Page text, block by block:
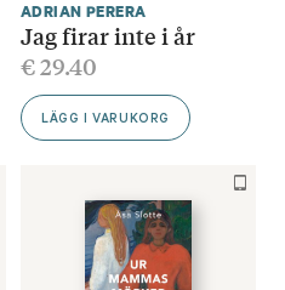
ADRIAN PERERA
Jag firar inte i år
€29.40
LÄGG I VARUKORG